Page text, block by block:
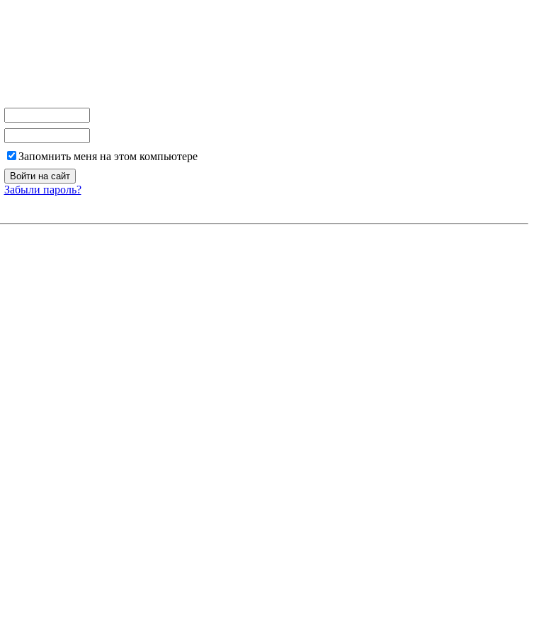
Запомнить меня на этом компьютере
Забыли пароль?